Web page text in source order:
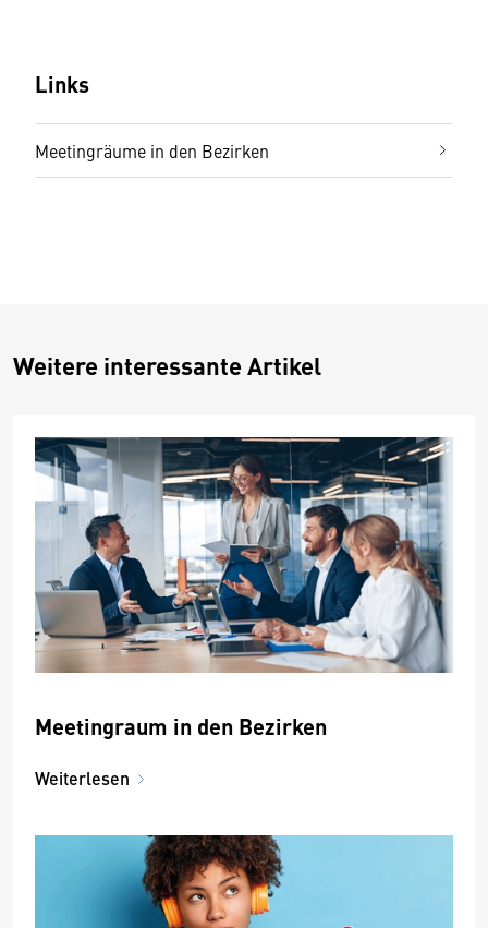
Links
Meetingräume in den Bezirken
Weitere interessante Artikel
Meetingraum in den Bezirken
Weiterlesen